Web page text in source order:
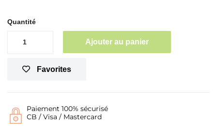
Quantité
Ajouter au panier
Favorites
Paiement 100% sécurisé
CB / Visa / Mastercard